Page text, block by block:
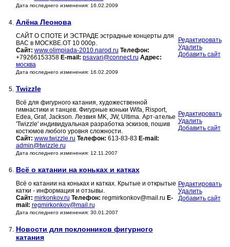
Дата последнего изменения: 16.02.2009
4. Алёна Леонова
CАЙТ О СПОТЕ И ЭСТРАДЕ эстрадные концерты для
ВАС в МОСКВЕ.ОТ 10 000р.
Сайт: www.olimpiada-2010.narod.ru Телефон:
+79266153358 E-mail: psavari@connect.ru Адрес:
москва
Дата последнего изменения: 16.02.2009
Редактировать
Удалить
Добавить сайт
5. Twizzle
Всё для фигурного катания, художественной
гимнастики и танцев. Фигурные коньки Wifa, Risport,
Edea, Graf, Jackson. Лезвия MK, JW, Ultima. Арт-ателье
'Twizzle' индивидуальная разработка эскизов, пошив
костюмов любого уровня сложности.
Сайт: www.twizzle.ru Телефон: 613-83-83 E-mail:
admin@twizzle.ru
Дата последнего изменения: 12.11.2007
Редактировать
Удалить
Добавить сайт
6. Всё о катании на коньках и катках
Всё о катании на коньках и катках. Крытые и открытые
катки - информация и отзывы.
Сайт: mirkonkov.ru Телефон: regmirkonkov@mail.ru E-
mail: regmirkonkov@mail.ru
Дата последнего изменения: 30.01.2007
Редактировать
Удалить
Добавить сайт
7. Новости для поклонников фигурного
катания